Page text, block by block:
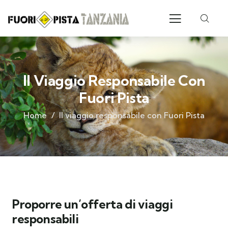
Il Viaggio Responsabile Con
Fuori Pista
Home Il viaggio responsabile con Fuori Pista
Proporre un’offerta di viaggi
responsabili